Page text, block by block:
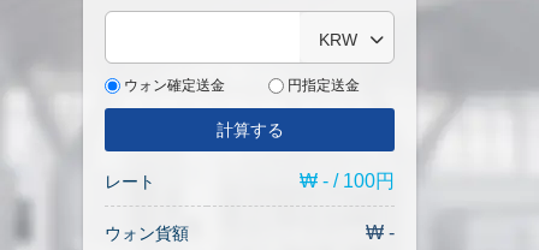
KRW
ウォン確定送金 円指定送金
計算する
レート ₩ - / 100円
ウォン貨額 ₩ -